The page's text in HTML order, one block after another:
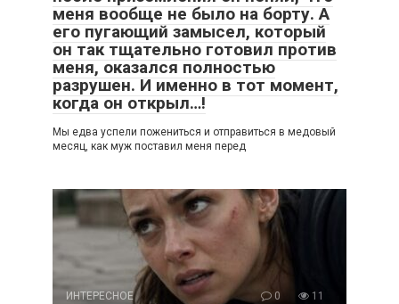
меня вообще не было на борту. А
его пугающий замысел, который
он так тщательно готовил против
меня, оказался полностью
разрушен. И именно в тот момент,
когда он открыл…!
Мы едва успели пожениться и отправиться в медовый
месяц, как муж поставил меня перед
ИНТЕРЕСНОЕ 0 11